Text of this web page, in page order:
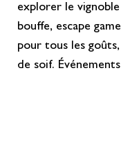
explorer le
bouffe, escape
pour tous les
de soif.
Champagne ! Le
travers une